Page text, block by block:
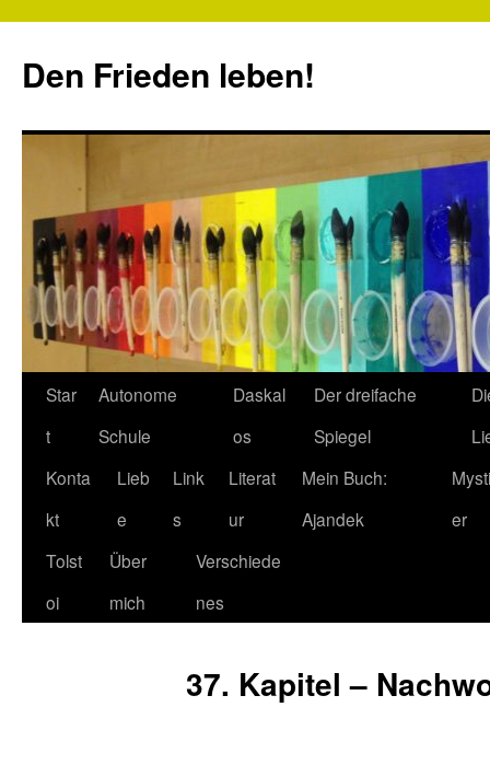
springen
Den Frieden leben!
Star
t
Autonome
Schule
Daskal
os
Der dreifache
Spiegel
Konta
kt
Lieb
e
Link
s
Literat
ur
Mein Buch:
Ajandek
er
Tolst
oi
Über
mich
Verschiede
nes
37. Kapitel –